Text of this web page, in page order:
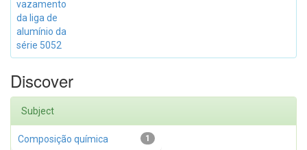
vazamento
da liga de
alumínio da
série 5052
Discover
Subject
1
Composição química